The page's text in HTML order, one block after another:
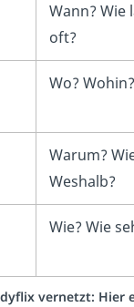
Wann? Wie
oft?
Wo?
Warum?
Weshalb?
Wie? Wie
vernetzt: Hier